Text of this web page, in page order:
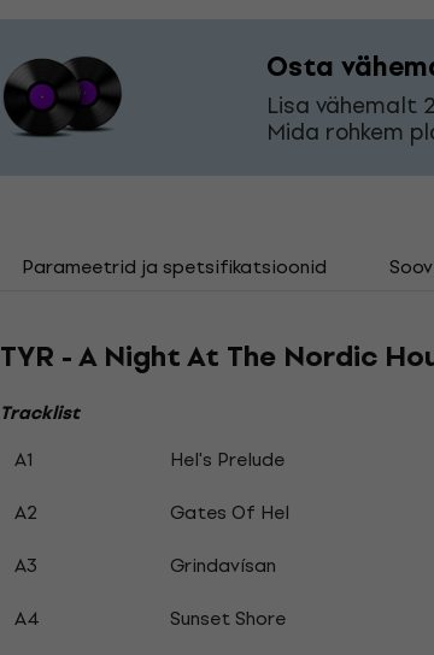
Osta
Lisa vähemalt
Mida rohkem
Parameetrid ja spetsifikatsioonid
TYR - A Night At The Nordic
Tracklist
A1 Hel's Prelude
A2
Gates Of Hel
A3
Grindavísan
A4
Sunset Shore